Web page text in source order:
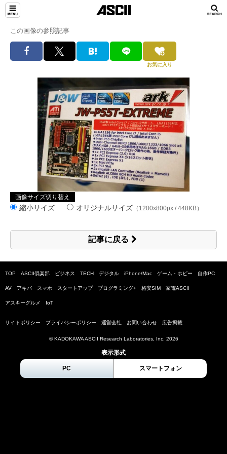
この画像の参照記事
お気に入り
画像サイズ切り替え
縮小サイズ オリジナルサイズ （1200x800px / 448KB）
記事に戻る
TOP ASCII倶楽部 ビジネス TECH デジタル iPhone/Mac ゲーム・ホビー 自作PC
AV アキバ スマホ スタートアップ プログラミング+ 格安SIM 家電ASCII
アスキーグルメ IoT
サイトポリシー プライバシーポリシー 運営会社 お問い合わせ 広告掲載
© KADOKAWA ASCII Research Laboratories, Inc. 2026
表示形式
PC スマートフォン